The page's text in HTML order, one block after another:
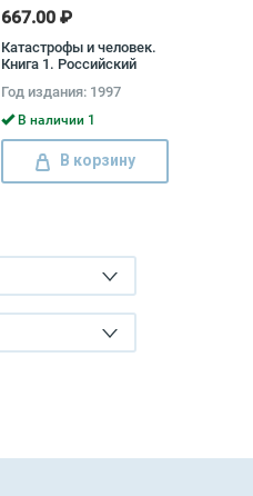
667.00 ₽
Катастрофы и человек.
Книга 1. Российский
чрезвычайным
ситуациям Н. Локтионов,
М. Фалеев, Михаил
Шахраманьян, С. Шойгу,
Владимир Шолох, Юрий
Воробьев
Год издания: 1997
В наличии 1
В корзину